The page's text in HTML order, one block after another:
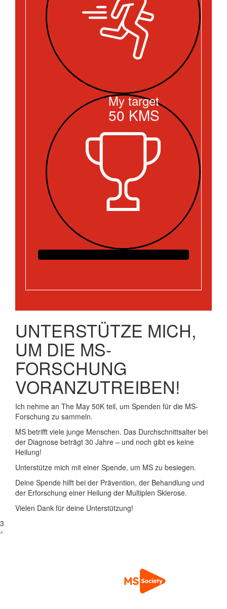
My target
50 KMS
UNTERSTÜTZE MICH,
UM DIE MS-
FORSCHUNG
VORANZUTREIBEN!
Ich nehme an The May 50K teil, um Spenden für die MS-
Forschung zu sammeln.
MS betrifft viele junge Menschen. Das Durchschnittsalter bei
der Diagnose beträgt 30 Jahre – und noch gibt es keine
Heilung!
Unterstütze mich mit einer Spende, um MS zu besiegen.
Deine Spende hilft bei der Prävention, der Behandlung und
der Erforschung einer Heilung der Multiplen Sklerose.
Vielen Dank für deine Unterstützung!
3
^